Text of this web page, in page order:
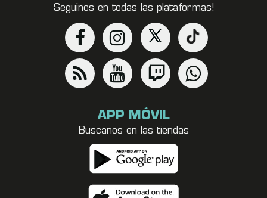
Seguinos en todas las plataformas!
APP MÓVIL
Buscanos en las tiendas